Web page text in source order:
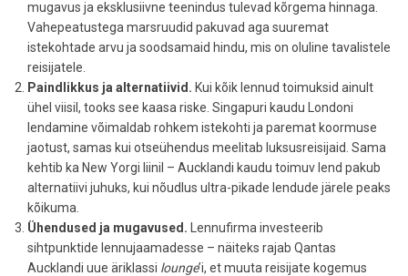
mugavus ja eksklusiivne teenindus tulevad kõrgema hinnaga.
Vahepeatustega marsruudid pakuvad aga suuremat
istekohtade arvu ja soodsamaid hindu, mis on oluline tavalistele
reisijatele.
Paindlikkus ja alternatiivid. Kui kõik lennud toimuksid ainult
ühel viisil, tooks see kaasa riske. Singapuri kaudu Londoni
lendamine võimaldab rohkem istekohti ja paremat koormuse
jaotust, samas kui otseühendus meelitab luksusreisijaid. Sama
kehtib ka New Yorgi liinil – Aucklandi kaudu toimuv lend pakub
alternatiivi juhuks, kui nõudlus ultra-pikade lendude järele peaks
kõikuma.
Ühendused ja mugavused. Lennufirma investeerib
sihtpunktide lennujaamadesse – näiteks rajab Qantas
Aucklandi uue äriklassi lounge’i, et muuta reisijate kogemus